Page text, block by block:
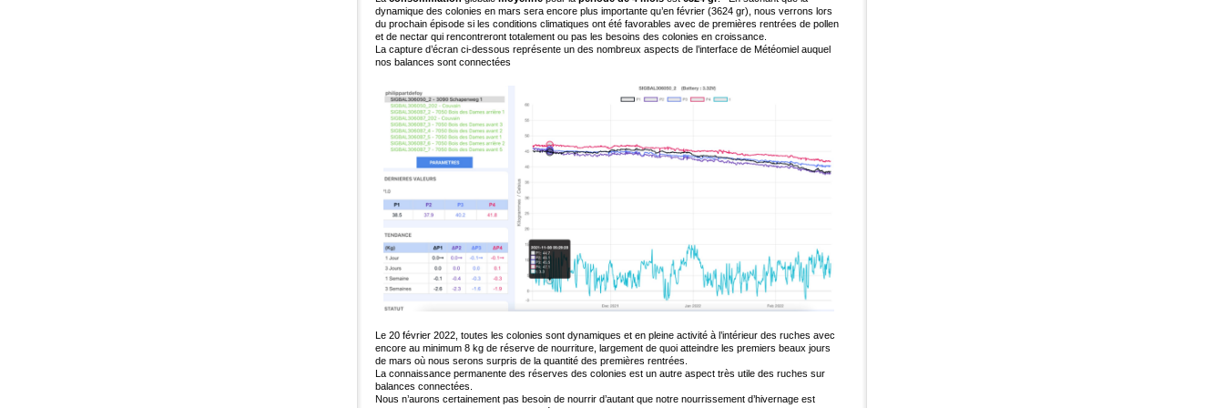
dynamique des colonies en mars sera encore plus importante qu’en février (3624 gr), nous verrons lors
du prochain épisode si les conditions climatiques ont été favorables avec de premières rentrées de pollen
et de nectar qui rencontreront totalement ou pas les besoins des colonies en croissance.
La capture d’écran ci-dessous représente un des nombreux aspects de l’interface de Météomiel auquel
nos balances sont connectées
Le 20 février 2022, toutes les colonies sont dynamiques et en pleine activité à l’intérieur des ruches avec
encore au minimum 8 kg de réserve de nourriture, largement de quoi atteindre les premiers beaux jours
de mars où nous serons surpris de la quantité des premières rentrées.
La connaissance permanente des réserves des colonies est un autre aspect très utile des ruches sur
balances connectées.
Nous n’aurons certainement pas besoin de nourrir d’autant que notre nourrissement d’hivernage est